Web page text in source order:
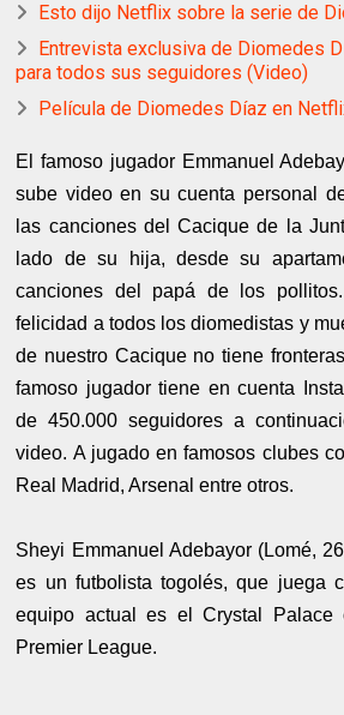
Esto dijo Netflix sobre la serie de
Entrevista exclusiva de Diomedes
para todos sus seguidores (Video)
Película de Diomedes Díaz en
El famoso jugador Emmanuel
sube video en su cuenta personal
las canciones del Cacique de la
lado de su hija, desde su
canciones del papá de los
felicidad a todos los diomedistas y
de nuestro Cacique no tiene
famoso jugador tiene en cuenta
de 450.000 seguidores a
video. A jugado en famosos clubes
Real Madrid, Arsenal entre otros.
Sheyi Emmanuel Adebayor (Lomé,
es un futbolista togolés, que juega
equipo actual es el Crystal Palace
Premier League.